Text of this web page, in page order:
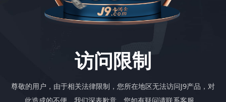
访问限制
尊敬的用户，由于相关法律限制，您所在地区无法访问J9产品，对